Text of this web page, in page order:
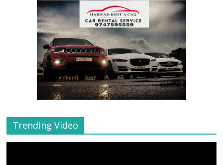
Trending Video